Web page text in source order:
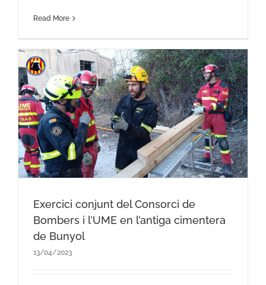
Read More
Exercici conjunt del Consorci de
Bombers i l’UME en l’antiga cimentera
de Bunyol
13/04/2023